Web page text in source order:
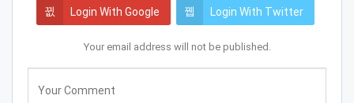
Login With Google Login With Twitter
Your email address will not be published.